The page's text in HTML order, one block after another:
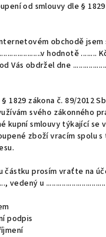
od smlouvy dle §
obchodě jsem
hodnotě........
Vás obdržel dne .................
1829 zákona č. 89/2012
svého zákonného
kupní smlouvy týkající se
zboží vracím spolu
částku prosím vraťte na
vedený u
podpis